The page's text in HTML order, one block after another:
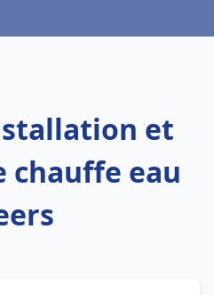
et
chauffe eau